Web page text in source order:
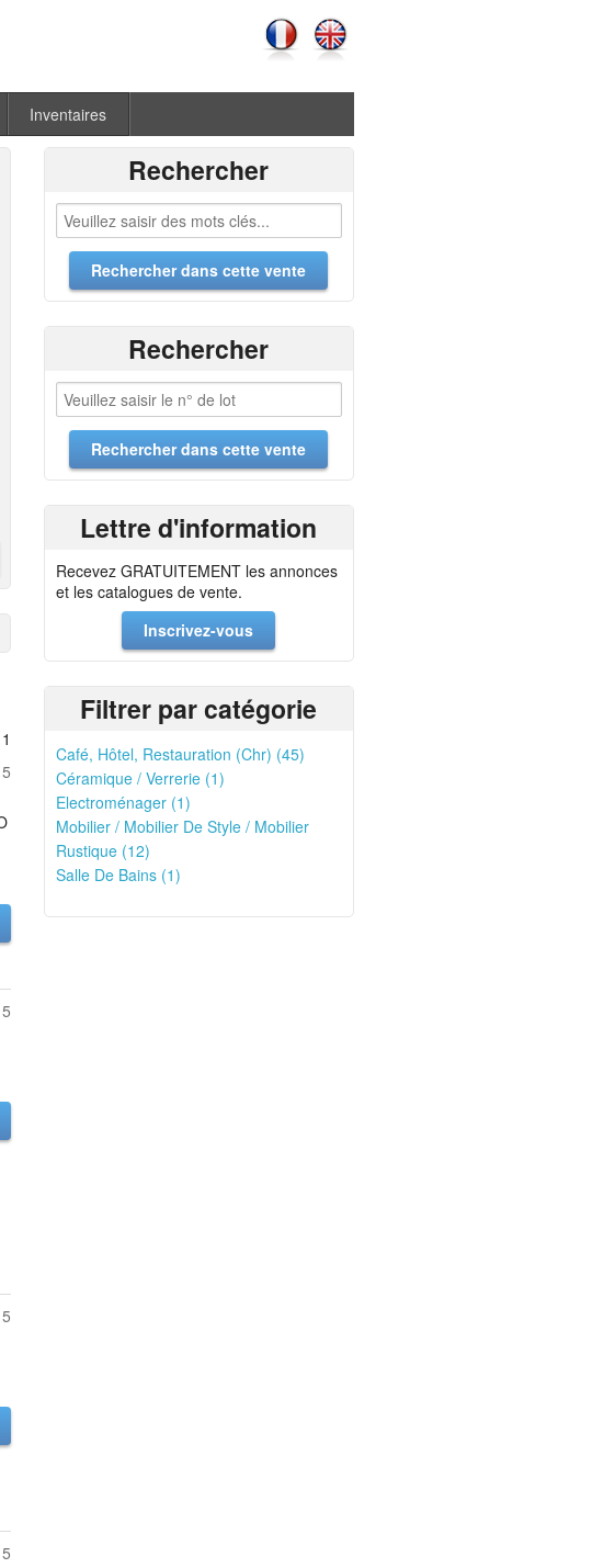
Inventaires
Rechercher
Rechercher
Lettre d'information
Recevez GRATUITEMENT les annonces
et les catalogues de vente.
Inscrivez-vous
Filtrer par catégorie
Café, Hôtel, Restauration (Chr) (45)
Céramique / Verrerie (1)
Electroménager (1)
Mobilier / Mobilier De Style / Mobilier
Rustique (12)
Salle De Bains (1)